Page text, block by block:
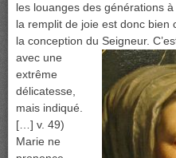
les louanges des générations
la remplit de joie est donc bien
la conception du Seigneur.
avec une
extrême
délicatesse,
mais indiqué.
[…] v. 49)
Marie ne